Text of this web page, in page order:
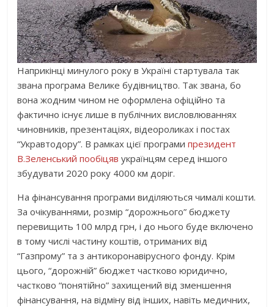
Наприкінці минулого року в Україні стартувала так
звана програма Велике будівництво. Так звана, бо
вона жодним чином не оформлена офіційно та
фактично існує лише в публічних висловлюваннях
чиновників, презентаціях, відеороликах і постах
“Укравтодору”. В рамках цієї програмипрезидент
В.Зеленський пообіцяв українцям серед іншого
збудувати 2020 року 4000 км доріг.
На фінансування програми виділяються чималі кошти.
За очікуваннями, розмір “дорожнього” бюджету
перевищить 100 млрд грн, і до нього буде включено
в тому числі частину коштів, отриманих від
“Газпрому” та з антикоронавірусного фонду. Крім
цього, “дорожній” бюджет частково юридично,
частково “понятійно” захищений від зменшення
фінансування, на відміну від інших, навіть медичних,